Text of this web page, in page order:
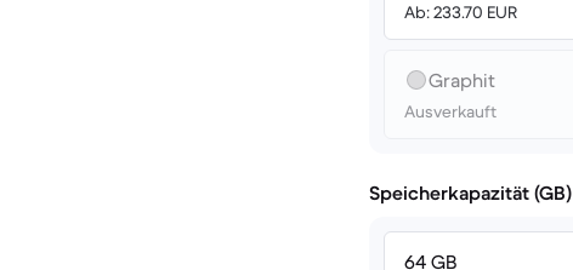
Ab: 233.70 EUR
Graphit
Ausverkauft
Speicherkapazität (GB)
64 GB